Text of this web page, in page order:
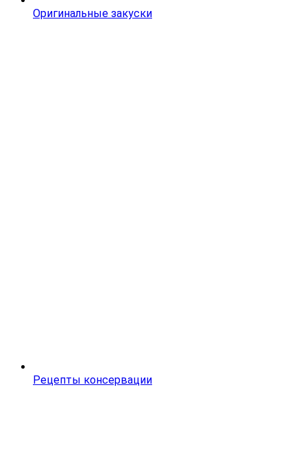
Оригинальные закуски
Рецепты консервации